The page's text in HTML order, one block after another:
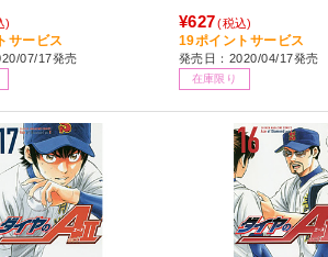
)
サービス
07/17発売
¥627 (税込)
19ポイントサービス
発売日：2020/04/17発売
在庫限り